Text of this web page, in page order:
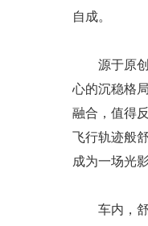
自成。
源于原
心的沉稳格
融合，值得
飞行轨迹般
成为一场光
车内，